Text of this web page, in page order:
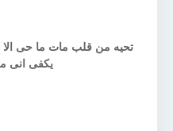
تحيه من قلب مات ما حى
يكفى انى